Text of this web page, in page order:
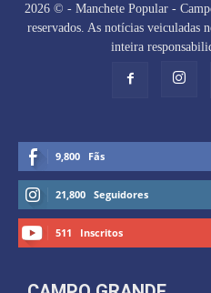
2026 © - Manchete Popular -
reservados. As notícias veiculadas
inteira
9,800 Fãs
21,800 Seguidores
511 Inscritos